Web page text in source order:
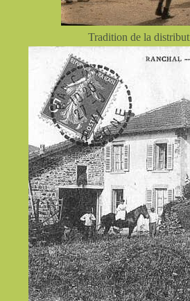
Tradition de la